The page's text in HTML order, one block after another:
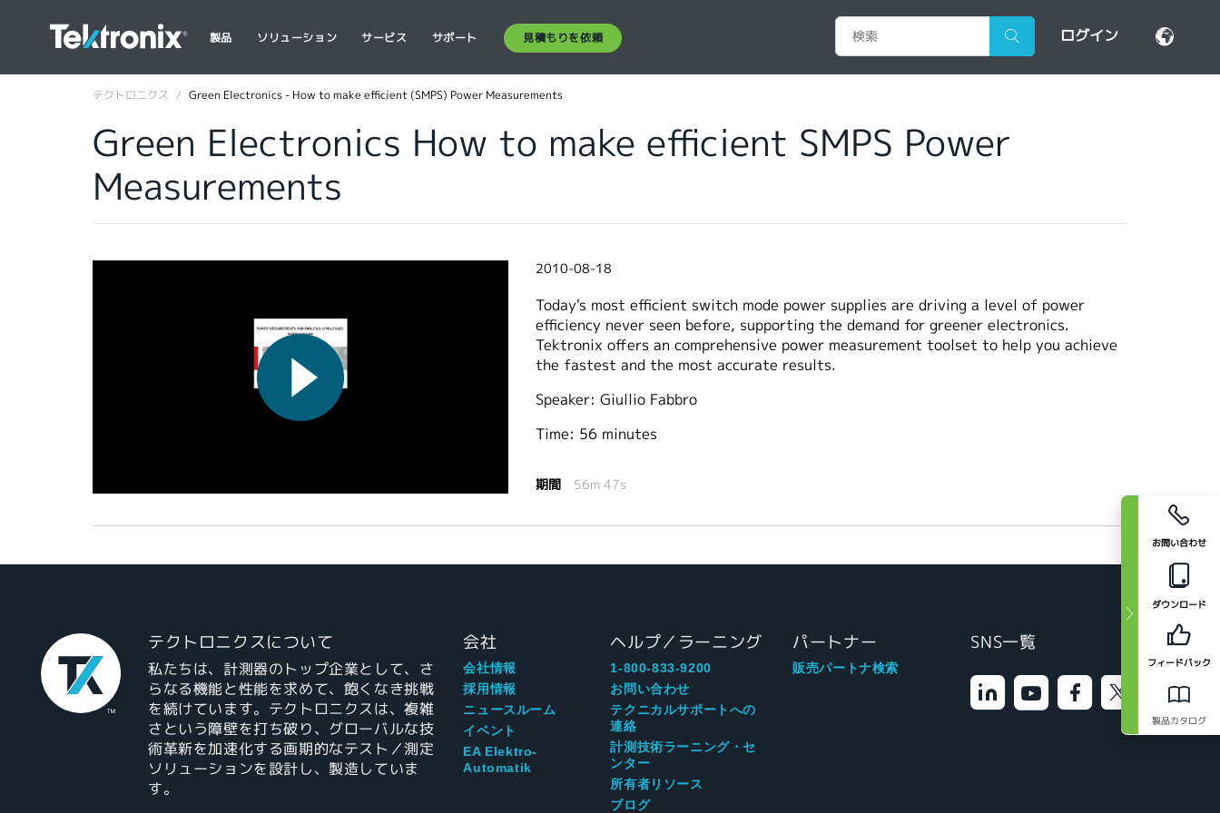
製品 ソリューション サービス サポート 見積もりを依頼 ログイン
お問い合わせ
ダウンロード
フィードバック
製品カタログ
テクトロニクス Green Electronics - How to make efficient (SMPS) Power Measurements
Green Electronics How to make efficient SMPS Power
Measurements
2010-08-18
Today's most efficient switch mode power supplies are driving a level of power
efficiency never seen before, supporting the demand for greener electronics.
Tektronix offers an comprehensive power measurement toolset to help you achieve
the fastest and the most accurate results.
Speaker: Giullio Fabbro
Time: 56 minutes
期間 56m 47s
テクトロニクスについて
私たちは、計測器のトップ企業として、さ
らなる機能と性能を求めて、飽くなき挑戦
を続けています。テクトロニクスは、複雑
さという障壁を打ち破り、グローバルな技
術革新を加速化する画期的なテスト／測定
ソリューションを設計し、製造していま
す。
会社
会社情報
採用情報
ニュースルーム
イベント
EA Elektro-
Automatik
ヘルプ／ラーニング
1-800-833-9200
お問い合わせ
テクニカルサポートへの
連絡
計測技術ラーニング・セ
ンター
所有者リソース
ブログ
パートナー
販売パートナ検索
SNS一覧